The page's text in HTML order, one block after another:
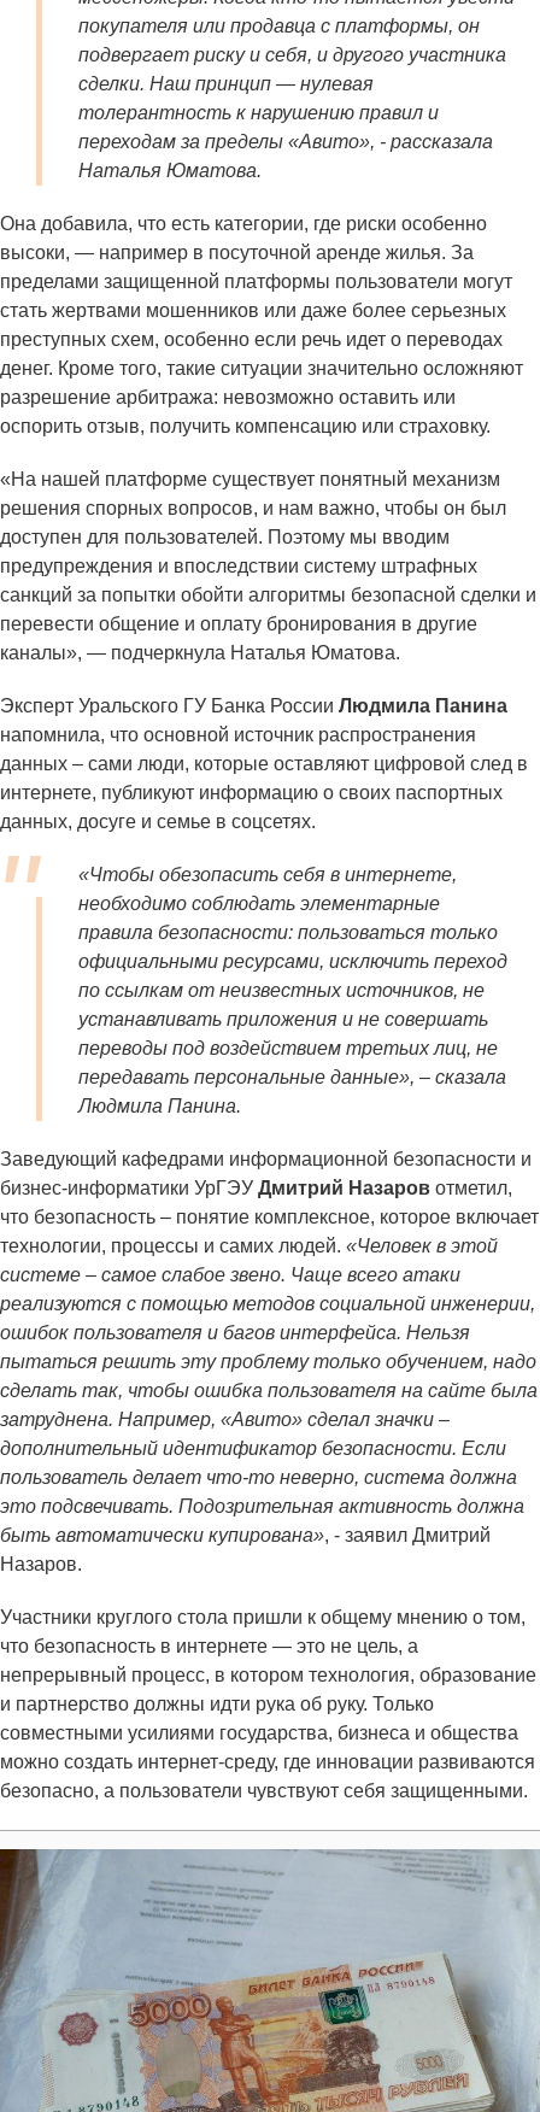
покупателя или продавца с платформы, он
подвергает риску и себя, и другого участника
сделки. Наш принцип — нулевая
толерантность к нарушению правил и
переходам за пределы «Авито», - рассказала
Наталья Юматова.
Она добавила, что есть категории, где риски особенно
высоки, — например в посуточной аренде жилья. За
пределами защищенной платформы пользователи могут
стать жертвами мошенников или даже более серьезных
преступных схем, особенно если речь идет о переводах
денег. Кроме того, такие ситуации значительно осложняют
разрешение арбитража: невозможно оставить или
оспорить отзыв, получить компенсацию или страховку.
«На нашей платформе существует понятный механизм
решения спорных вопросов, и нам важно, чтобы он был
доступен для пользователей. Поэтому мы вводим
предупреждения и впоследствии систему штрафных
санкций за попытки обойти алгоритмы безопасной сделки и
перевести общение и оплату бронирования в другие
каналы», — подчеркнула Наталья Юматова.
Эксперт Уральского ГУ Банка России Людмила Панина
напомнила, что основной источник распространения
данных – сами люди, которые оставляют цифровой след в
интернете, публикуют информацию о своих паспортных
данных, досуге и семье в соцсетях.
«Чтобы обезопасить себя в интернете,
необходимо соблюдать элементарные
правила безопасности: пользоваться только
официальными ресурсами, исключить переход
по ссылкам от неизвестных источников, не
устанавливать приложения и не совершать
переводы под воздействием третьих лиц, не
передавать персональные данные», – сказала
Людмила Панина.
Заведующий кафедрами информационной безопасности и
бизнес-информатики УрГЭУ Дмитрий Назаров отметил,
что безопасность – понятие комплексное, которое включает
технологии, процессы и самих людей. «Человек в этой
системе – самое слабое звено. Чаще всего атаки
реализуются с помощью методов социальной инженерии,
ошибок пользователя и багов интерфейса. Нельзя
пытаться решить эту проблему только обучением, надо
сделать так, чтобы ошибка пользователя на сайте была
затруднена. Например, «Авито» сделал значки –
дополнительный идентификатор безопасности. Если
пользователь делает что-то неверно, система должна
это подсвечивать. Подозрительная активность должна
быть автоматически купирована», - заявил Дмитрий
Назаров.
Участники круглого стола пришли к общему мнению о том,
что безопасность в интернете — это не цель, а
непрерывный процесс, в котором технология, образование
и партнерство должны идти рука об руку. Только
совместными усилиями государства, бизнеса и общества
можно создать интернет-среду, где инновации развиваются
безопасно, а пользователи чувствуют себя защищенными.